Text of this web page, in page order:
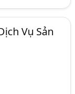
Vụ Sản